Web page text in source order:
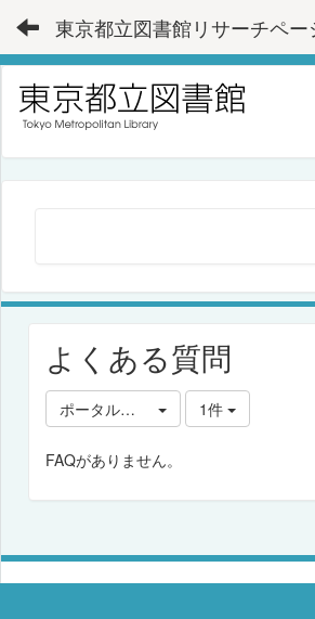
東京都立図書館リサーチペー
よくある質問
ポータルサービス 1件
FAQがありません。